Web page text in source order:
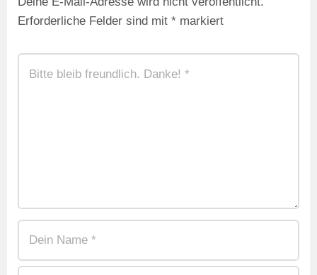
Erforderliche Felder sind mit * markiert